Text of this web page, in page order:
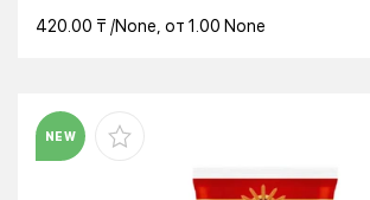
420.00 ₸ /None, от 1.00 None
NEW